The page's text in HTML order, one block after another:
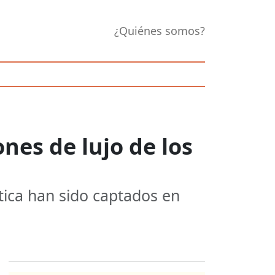
¿Quiénes somos?
de lujo de los
han sido captados en